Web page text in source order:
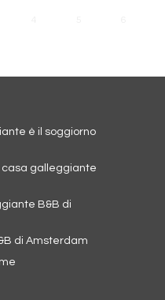
è il soggiorno
casa galleggiante
B&B di
di Amsterdam